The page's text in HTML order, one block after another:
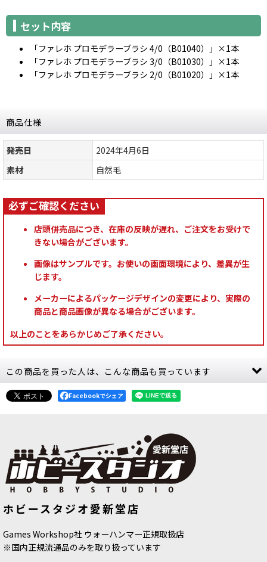
セット内容
「ファレホ プロモデラーブラシ 4/0（B01040）」×1本
「ファレホ プロモデラーブラシ 3/0（B01030）」×1本
「ファレホ プロモデラーブラシ 2/0（B01020）」×1本
商品仕様
発売日
2024年4月6日
素材
自然毛
店頭併売品につき、在庫の反映が遅れ、ご注文をお受けで
きない場合がございます。
画像はサンプルです。お使いの画面環境により、差異が生
じます。
メーカーによるパッケージデザインの変更により、実際の
商品と商品画像が異なる場合がございます。
以上のことをあらかじめご了承ください。
この商品を買った人は、こんな商品も買っています
ス・ターミネイター・スカッド[43-
19 ]
9,300
(税込)
[
Facebookでシェア
ホビースタジオ愛新堂店
Games Workshop社 ウォーハンマー正規取扱店
※国内正規流通品のみを取り扱っています